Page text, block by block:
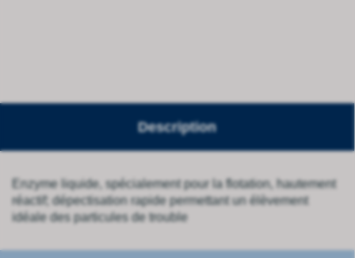
Description
Enzyme liquide, spécialement pour la flotation, hautement
réactif; dépectisation rapide permettant un élèvement
idéale des particules de trouble